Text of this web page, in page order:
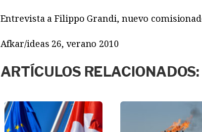
Entrevista a Filippo Grandi, nuevo
Afkar/ideas 26, verano 2010
ARTÍCULOS RELACIONADOS: